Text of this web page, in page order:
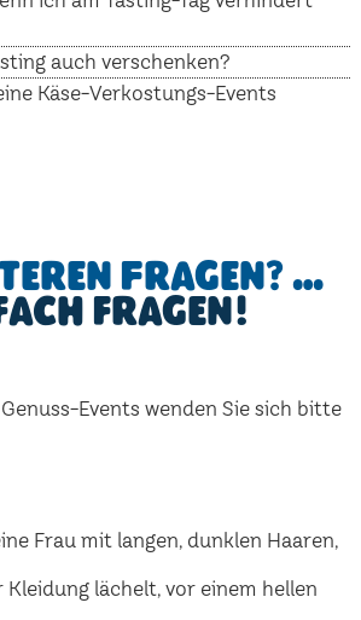
auch verschenken?
Käse-Verkostungs-Events
Fragen? …
fragen!
Events wenden Sie sich bitte